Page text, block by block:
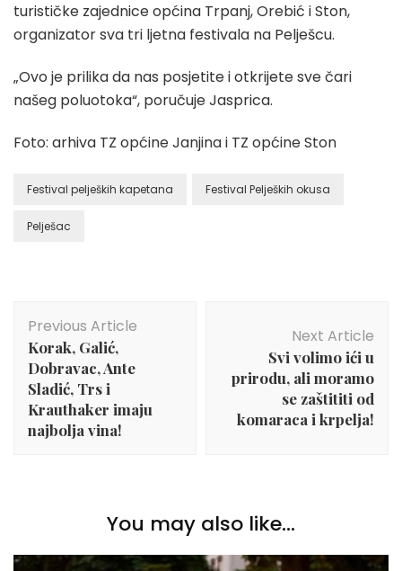
turističke zajednice općina Trpanj, Orebić i Ston,
organizator sva tri ljetna festivala na Pelješcu.
„Ovo je prilika da nas posjetite i otkrijete sve čari
našeg poluotoka“, poručuje Jasprica.
Foto: arhiva TZ općine Janjina i TZ općine Ston
Festival peljeških kapetana Festival Peljeških okusa
Pelješac
Navigation
Previous Article
Korak, Galić,
Dobravac, Ante
Sladić, Trs i
Krauthaker imaju
najbolja vina!
Next Article
Svi volimo ići u
prirodu, ali moramo
se zaštititi od
komaraca i krpelja!
You may also like...